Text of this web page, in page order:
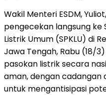
Wakil Menteri ESDM,
pengecekan langsung ke
Listrik Umum (SPKLU) di
Jawa Tengah, Rabu (18/
pasokan listrik secara
aman, dengan cadangan
untuk mengantisipasi